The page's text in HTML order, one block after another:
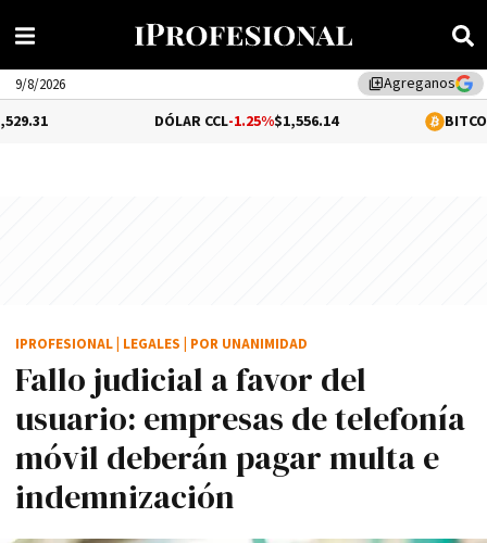
library_addAgreganos
9/8/2026
-1.25%$1,556.14 0.06%
Fallo judicial a favor del
usuario: empresas de telefonía
móvil deberán pagar multa e
indemnización
IPROFESIONAL LEGALES POR UNANIMIDAD